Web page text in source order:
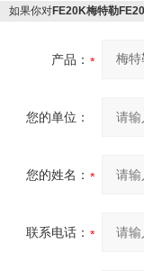
如果你对FE20K梅特勒
产品：
您的单位：
您的姓名：
联系电话：